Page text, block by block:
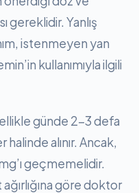
gereklidir. Yanlış
istenmeyen yan
kullanımıyla ilgili
günde 2-3 defa
alınır. Ancak,
geçmemelidir.
göre doktor